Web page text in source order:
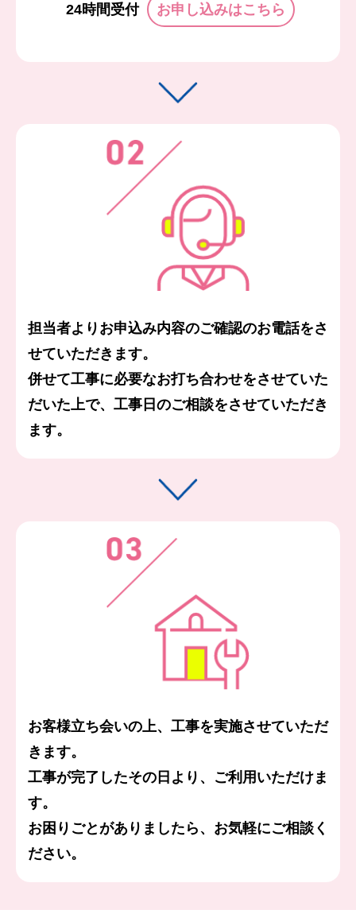
24時間受付 お申し込みはこちら
担当者よりお申込み内容のご確認のお電話をさ
せていただきます。
併せて工事に必要なお打ち合わせをさせていた
だいた上で、工事日のご相談をさせていただき
ます。
お客様立ち会いの上、工事を実施させていただ
きます。
工事が完了したその日より、ご利用いただけま
す。
お困りごとがありましたら、お気軽にご相談く
ださい。